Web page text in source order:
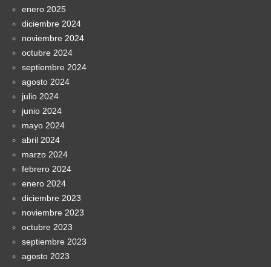
enero 2025
diciembre 2024
noviembre 2024
octubre 2024
septiembre 2024
agosto 2024
julio 2024
junio 2024
mayo 2024
abril 2024
marzo 2024
febrero 2024
enero 2024
diciembre 2023
noviembre 2023
octubre 2023
septiembre 2023
agosto 2023